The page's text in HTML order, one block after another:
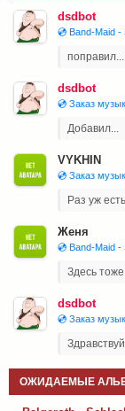
dsdbot
💿 Band-Maid -
поправил...
dsdbot
💿 Заказ
Добавил...
VYKHIN
💿 Заказ
Раз уж
Женя
💿 Band-Maid -
Здесь
dsdbot
💿 Заказ
ОЖИДАЕМЫЕ